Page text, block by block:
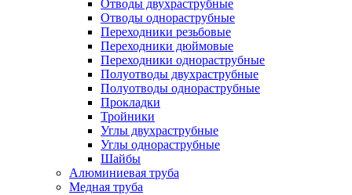
Отводы двухраструбные
Отводы однораструбные
Переходники резьбовые
Переходники дюймовые
Переходники однораструбные
Полуотводы двухраструбные
Полуотводы однораструбные
Прокладки
Тройники
Углы двухраструбные
Углы однораструбные
Шайбы
Алюминиевая труба
Медная труба